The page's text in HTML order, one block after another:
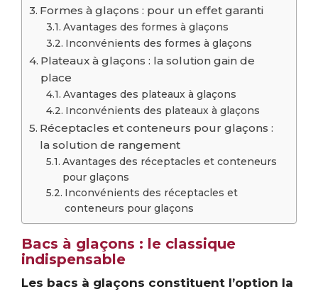
Formes à glaçons : pour un effet garanti
Avantages des formes à glaçons
Inconvénients des formes à glaçons
Plateaux à glaçons : la solution gain de
place
Avantages des plateaux à glaçons
Inconvénients des plateaux à glaçons
Réceptacles et conteneurs pour glaçons :
la solution de rangement
Avantages des réceptacles et conteneurs
pour glaçons
Inconvénients des réceptacles et
conteneurs pour glaçons
Bacs à glaçons : le classique
indispensable
Les bacs à glaçons constituent l’option la